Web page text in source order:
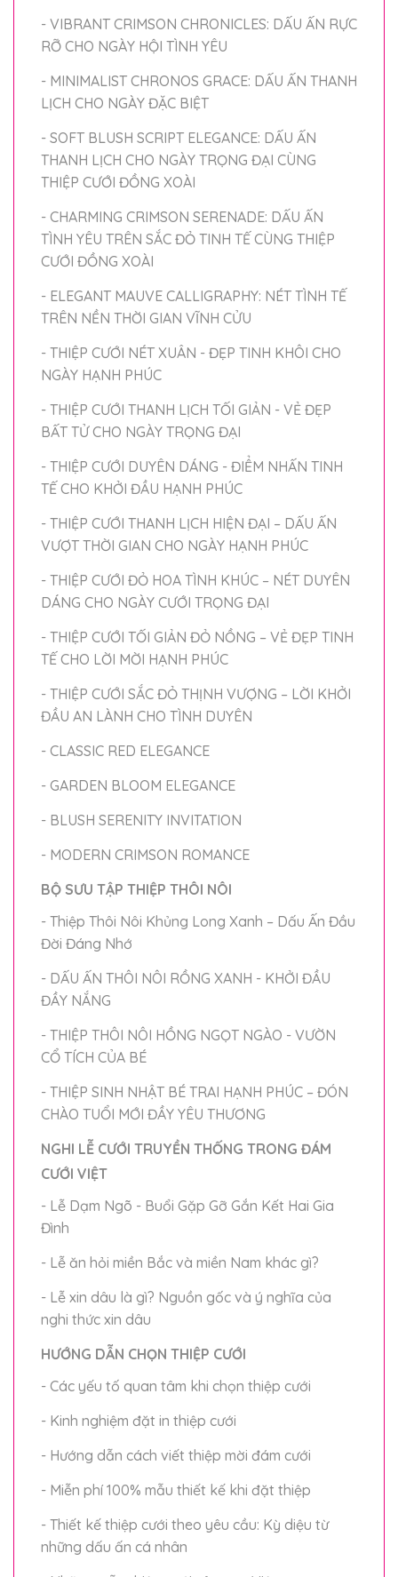
- VIBRANT CRIMSON CHRONICLES: DẤU ẤN RỰC
RỠ CHO NGÀY HỘI TÌNH YÊU
- MINIMALIST CHRONOS GRACE: DẤU ẤN THANH
LỊCH CHO NGÀY ĐẶC BIỆT
- SOFT BLUSH SCRIPT ELEGANCE: DẤU ẤN
THANH LỊCH CHO NGÀY TRỌNG ĐẠI CÙNG
THIỆP CƯỚI ĐỒNG XOÀI
- CHARMING CRIMSON SERENADE: DẤU ẤN
TÌNH YÊU TRÊN SẮC ĐỎ TINH TẾ CÙNG THIỆP
CƯỚI ĐỒNG XOÀI
- ELEGANT MAUVE CALLIGRAPHY: NÉT TÌNH TẾ
TRÊN NỀN THỜI GIAN VĨNH CỬU
- THIỆP CƯỚI NÉT XUÂN - ĐẸP TINH KHÔI CHO
NGÀY HẠNH PHÚC
- THIỆP CƯỚI THANH LỊCH TỐI GIẢN - VẺ ĐẸP
BẤT TỬ CHO NGÀY TRỌNG ĐẠI
- THIỆP CƯỚI DUYÊN DÁNG - ĐIỂM NHẤN TINH
TẾ CHO KHỞI ĐẦU HẠNH PHÚC
- THIỆP CƯỚI THANH LỊCH HIỆN ĐẠI – DẤU ẤN
VƯỢT THỜI GIAN CHO NGÀY HẠNH PHÚC
- THIỆP CƯỚI ĐỎ HOA TÌNH KHÚC – NÉT DUYÊN
DÁNG CHO NGÀY CƯỚI TRỌNG ĐẠI
- THIỆP CƯỚI TỐI GIẢN ĐỎ NỒNG – VẺ ĐẸP TINH
TẾ CHO LỜI MỜI HẠNH PHÚC
- THIỆP CƯỚI SẮC ĐỎ THỊNH VƯỢNG – LỜI KHỞI
ĐẦU AN LÀNH CHO TÌNH DUYÊN
- CLASSIC RED ELEGANCE
- GARDEN BLOOM ELEGANCE
- BLUSH SERENITY INVITATION
- MODERN CRIMSON ROMANCE
BỘ SƯU TẬP THIỆP THÔI NÔI
- Thiệp Thôi Nôi Khủng Long Xanh – Dấu Ấn Đầu
Đời Đáng Nhớ
- DẤU ẤN THÔI NÔI RỒNG XANH - KHỞI ĐẦU
ĐẦY NẮNG
- THIỆP THÔI NÔI HỒNG NGỌT NGÀO - VƯỜN
CỔ TÍCH CỦA BÉ
- THIỆP SINH NHẬT BÉ TRAI HẠNH PHÚC – ĐÓN
CHÀO TUỔI MỚI ĐẦY YÊU THƯƠNG
NGHI LỄ CƯỚI TRUYỀN THỐNG TRONG ĐÁM
CƯỚI VIỆT
- Lễ Dạm Ngõ - Buổi Gặp Gỡ Gắn Kết Hai Gia
Đình
- Lễ ăn hỏi miền Bắc và miền Nam khác gì?
- Lễ xin dâu là gì? Nguồn gốc và ý nghĩa của
nghi thức xin dâu
HƯỚNG DẪN CHỌN THIỆP CƯỚI
- Các yếu tố quan tâm khi chọn thiệp cưới
- Kinh nghiệm đặt in thiệp cưới
- Hướng dẫn cách viết thiệp mời đám cưới
- Miễn phí 100% mẫu thiết kế khi đặt thiệp
- Thiết kế thiệp cưới theo yêu cầu: Kỳ diệu từ
những dấu ấn cá nhân